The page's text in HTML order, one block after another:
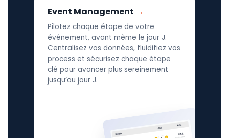
Event Management
Pilotez chaque étape de votre
événement, avant même le jour J.
Centralisez vos données, fluidifiez vos
process et sécurisez chaque étape
clé pour avancer plus sereinement
jusqu’au jour J.